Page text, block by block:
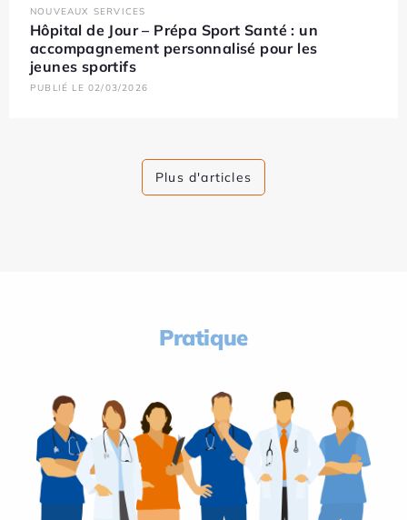
NOUVEAUX SERVICES
Hôpital de Jour – Prépa Sport Santé : un
accompagnement personnalisé pour les
jeunes sportifs
PUBLIÉ LE 02/03/2026
Plus d'articles
Pratique